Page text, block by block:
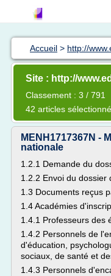
Accueil > http://
Site : http://
Classement : 3 / 791
42 articles
MENH1717367N -
nationale
1.2.1 Demande du
1.2.2 Envoi du dossier
1.3 Documents reçus
1.4 Académies
1.4.1 Professeurs des
1.4.2 Personnels de
d'éducation,
sociaux, de santé et
1.4.3 Personnels